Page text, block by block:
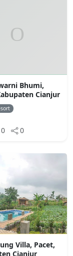
Bhumi,
Cianjur
0 0
Villa, Pacet,
Cianjur